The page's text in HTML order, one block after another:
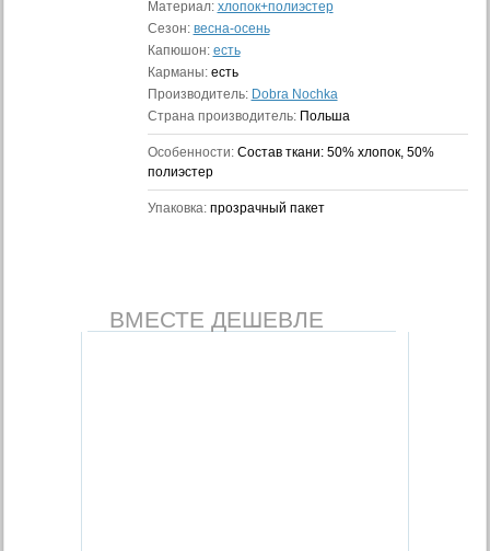
Материал: хлопок+полиэстер
Сезон: весна-осень
Капюшон: есть
Карманы: есть
Производитель: Dobra Nochka
Страна производитель: Польша
Особенности: Состав ткани: 50% хлопок, 50%
полиэстер
Упаковка: прозрачный пакет
ВМЕСТЕ ДЕШЕВЛЕ